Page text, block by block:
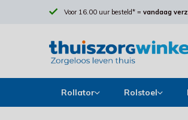
Voor 16.00 uur besteld* = vandaag
Rollator Rolstoel